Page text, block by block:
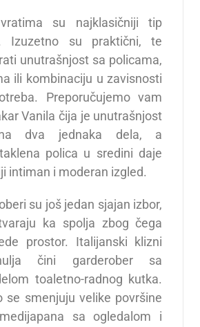
su najklasičniji tip
Izuzetno su praktični, te
unutrašnjost sa policama,
ili kombinaciju u zavisnosti
Preporučujemo vam
Vanila čija je unutrašnjost
dva jednaka dela, a
polica u sredini daje
intiman i moderan izgled.
su još jedan sjajan izbor,
ka spolja zbog čega
prostor. Italijanski klizni
čini garderober sa
toaletno-radnog kutka.
se smenjuju velike površine
sa ogledalom i